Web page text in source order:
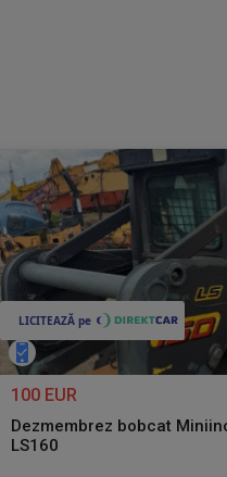
100 EUR
Dezmembrez bobcat
LS160